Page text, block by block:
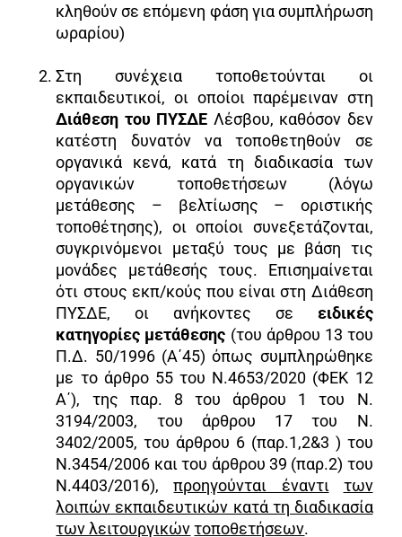
κληθούν σε επόμενη φάση για συμπλήρωση
ωραρίου)
Στη συνέχεια τοποθετούνται οι
εκπαιδευτικοί, οι οποίοι παρέμειναν στη
Διάθεση του ΠΥΣΔΕ Λέσβου, καθόσον δεν
κατέστη δυνατόν να τοποθετηθούν σε
οργανικά κενά, κατά τη διαδικασία των
οργανικών τοποθετήσεων (λόγω
μετάθεσης – βελτίωσης – οριστικής
τοποθέτησης), οι οποίοι συνεξετάζονται,
συγκρινόμενοι μεταξύ τους με βάση τις
μονάδες μετάθεσής τους. Επισημαίνεται
ότι στους εκπ/κούς που είναι στη Διάθεση
ΠΥΣΔΕ, οι ανήκοντες σε ειδικές
κατηγορίες μετάθεσης (του άρθρου 13 του
Π.Δ. 50/1996 (Α΄45) όπως συμπληρώθηκε
με το άρθρο 55 του Ν.4653/2020 (ΦΕΚ 12
Α΄), της παρ. 8 του άρθρου 1 του Ν.
3194/2003, του άρθρου 17 του Ν.
3402/2005, του άρθρου 6 (παρ.1,2&3 ) του
Ν.3454/2006 και του άρθρου 39 (παρ.2) του
Ν.4403/2016),προηγούνται έναντι
των
λοιπών εκπαιδευτικών κατά τη διαδικασία
των λειτουργικών τοποθετήσεων.